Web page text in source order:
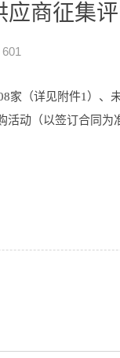
商征集
（详见附件1）、
活动（以签订合同为